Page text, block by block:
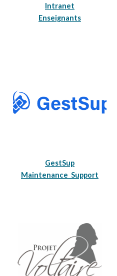
Intranet
Enseignants
GestSup
Maintenance Support